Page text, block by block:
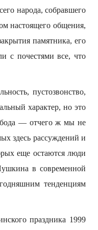
народа, собравшего
настоящего общения,
памятника, его
с почестями все, что
пустозвонство,
характер, но это
— отчего ж мы не
здесь рассуждений и
еще остаются люди
в современной
тенденциям
праздника 1999